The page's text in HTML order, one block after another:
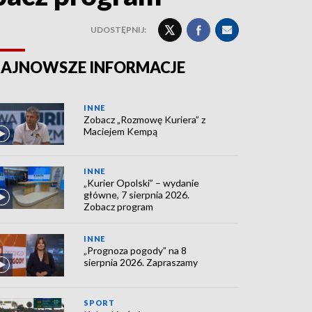
UDOSTĘPNIJ:
INFORMACJE
INNE
Zobacz „Rozmowę Kuriera” z
Maciejem Kempą
INNE
„Kurier Opolski” – wydanie
główne, 7 sierpnia 2026.
Zobacz program
INNE
„Prognoza pogody” na 8
sierpnia 2026. Zapraszamy
SPORT